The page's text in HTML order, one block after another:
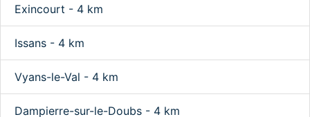
Exincourt - 4 km
Issans - 4 km
Vyans-le-Val - 4 km
Dampierre-sur-le-Doubs - 4 km